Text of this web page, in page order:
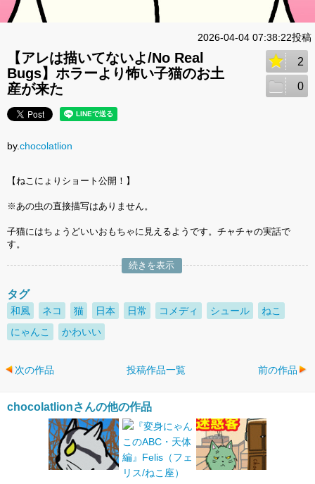
2026-04-04 07:38:22投稿
【アレは描いてないよ/No Real
Bugs】ホラーより怖い子猫のお土
産が来た
2
0
by.chocolatlion
【ねこにょりショート公開！】
※あの虫の直接描写はありません。
子猫にはちょうどいいおもちゃに見えるようです。チャチャの実話で
す。
続きを表示
タグ
和風 ネコ 猫 日本 日常 コメディ シュール
ねこ
にゃんこ
かわいい
次の作品 投稿作品一覧 前の作品
chocolatlionさんの他の作品